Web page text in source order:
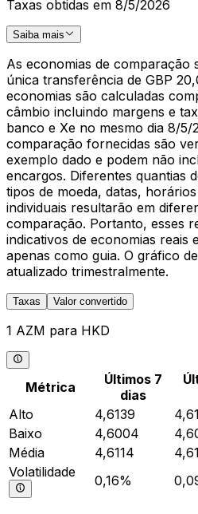
Taxas obtidas em 8/5/2026
Saiba mais
As economias de comparação
única transferência de GBP
economias são calculadas
câmbio incluindo margens e
banco e Xe no mesmo dia 8/5/
comparação fornecidas são
exemplo dado e podem não
encargos. Diferentes quantias
tipos de moeda, datas,
individuais resultarão em
comparação. Portanto, esses
indicativos de economias reais
apenas como guia. O gráfico
atualizado trimestralmente.
Taxas Valor convertido
1 AZM para HKD
Métrica
Últimos 7
dias
Alto
4,6139
Baixo
4,6004
Média
4,6114
Volatilidade
0,16%